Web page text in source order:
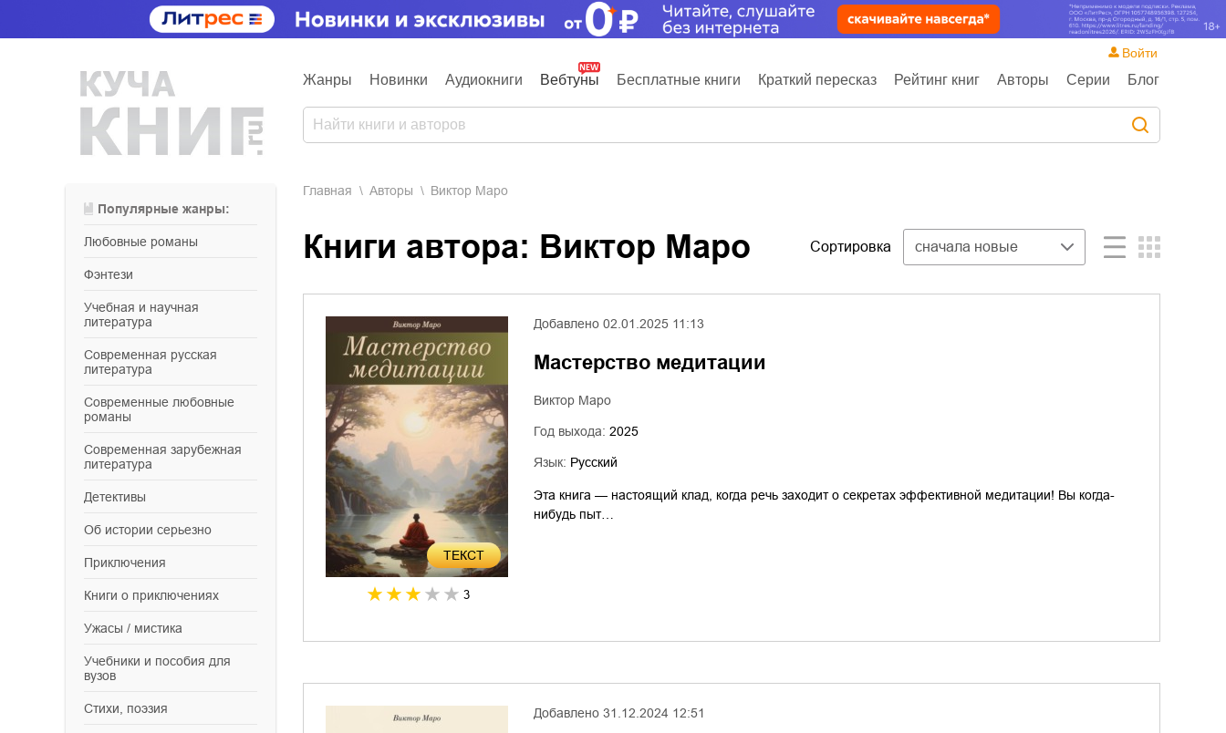
Жанры Новинки Аудиокниги Вебтуны Бесплатные книги Краткий пересказ Рейтинг книг Авторы Серии Блог
Войти
Популярные жанры:
любовные романы
фэнтези
учебная и научная
литература
современная русская
литература
современные любовные
романы
современная зарубежная
литература
детективы
об истории серьезно
приключения
книги о приключениях
ужасы / мистика
учебники и пособия для
вузов
cтихи, поэзия
Главная Aвторы Виктор Маро
Книги автора: Виктор Маро Сортировка сначала новые
ТЕКСТ
3
Добавлено 02.01.2025 11:13
Мастерство медитации
Виктор Маро
Год выхода: 2025
Язык: Русский
Эта книга — настоящий клад, когда речь заходит о секретах эффективной медитации! Вы когда-
нибудь пыт…
Добавлено 31.12.2024 12:51